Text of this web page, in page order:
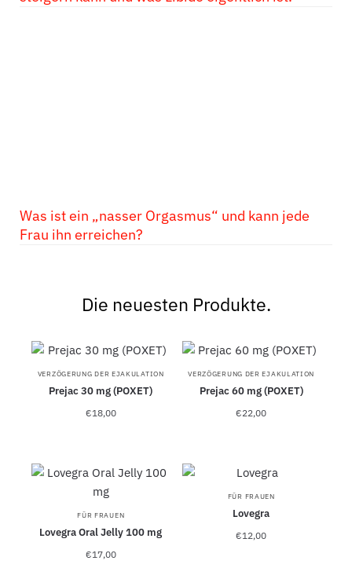
Was ist ein „nasser Orgasmus“ und kann jede
Frau ihn erreichen?
Die neuesten Produkte.
VERZÖGERUNG DER EJAKULATION
Prejac 30 mg (POXET)
€18,00
VERZÖGERUNG DER EJAKULATION
Prejac 60 mg (POXET)
€22,00
FÜR FRAUEN
Lovegra Oral Jelly 100 mg
€17,00
FÜR FRAUEN
Lovegra
€12,00